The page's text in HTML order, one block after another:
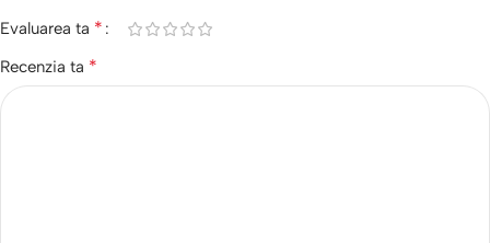
Evaluarea ta *
Recenzia ta *